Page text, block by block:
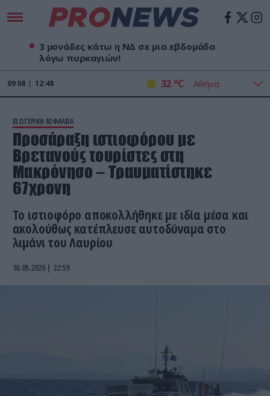
3 μονάδες κάτω η ΝΔ σε μια εβδομάδα
λόγω πυρκαγιών!
09 08 12:48 32 oC
ΕΣΩΤΕΡΙΚΗ ΑΣΦΑΛΕΙΑ
Προσάραξη ιστιοφόρου με
Βρετανούς τουρίστες στη
Μακρόνησο – Τραυματίστηκε
67χρονη
Το ιστιοφόρο αποκολλήθηκε με ιδία μέσα και
ακολούθως κατέπλευσε αυτοδύναμα στο
λιμάνι του Λαυρίου
16.05.2026 | 22:59